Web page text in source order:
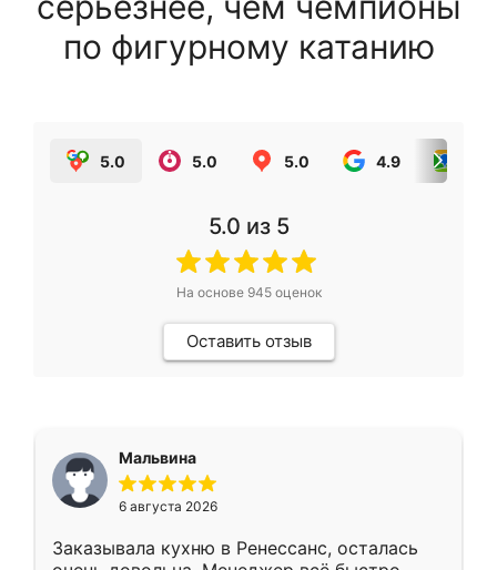
по фигурному катанию
5.0 5.0 5.0 4.9
5.0 из 5
На основе 945оценок
Оставить отзыв
Мальвина
6 августа 2026
Заказывала кухню в Ренессанс, осталась